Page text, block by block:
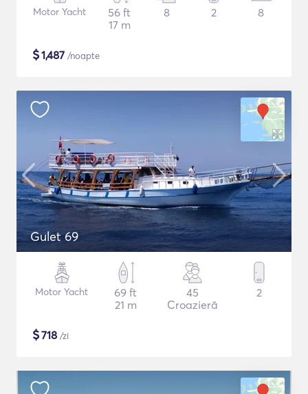
Motor Yacht
56 ft
17 m
8 2 8
$1,487 /noapte
Gulet 69
Motor Yacht
69 ft
21 m
45
Croazieră
2
$718 /zi